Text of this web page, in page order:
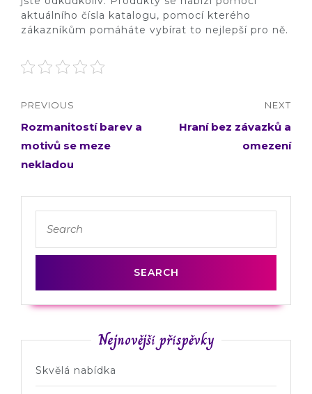
aktuálního čísla katalogu, pomocí kterého
zákazníkům pomáháte vybírat to nejlepší pro ně.
PREVIOUS
Rozmanitostí barev a
motivů se meze
nekladou
NEXT
Hraní bez závazků a
omezení
Nejnovější příspěvky
Skvělá nabídka